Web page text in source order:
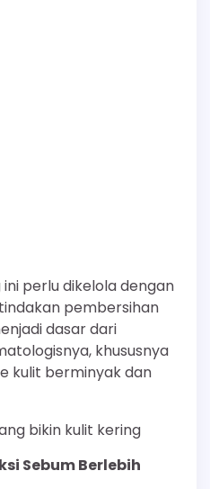
perlu dikelola dengan
pembersihan
dasar dari
khususnya
kulit berminyak dan
bikin kulit kering
Sebum Berlebih